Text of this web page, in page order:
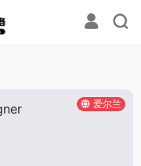
爱尔兰